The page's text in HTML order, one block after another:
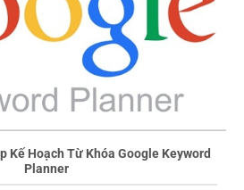
Kế Hoạch Từ Khóa Google Keyword
Planner